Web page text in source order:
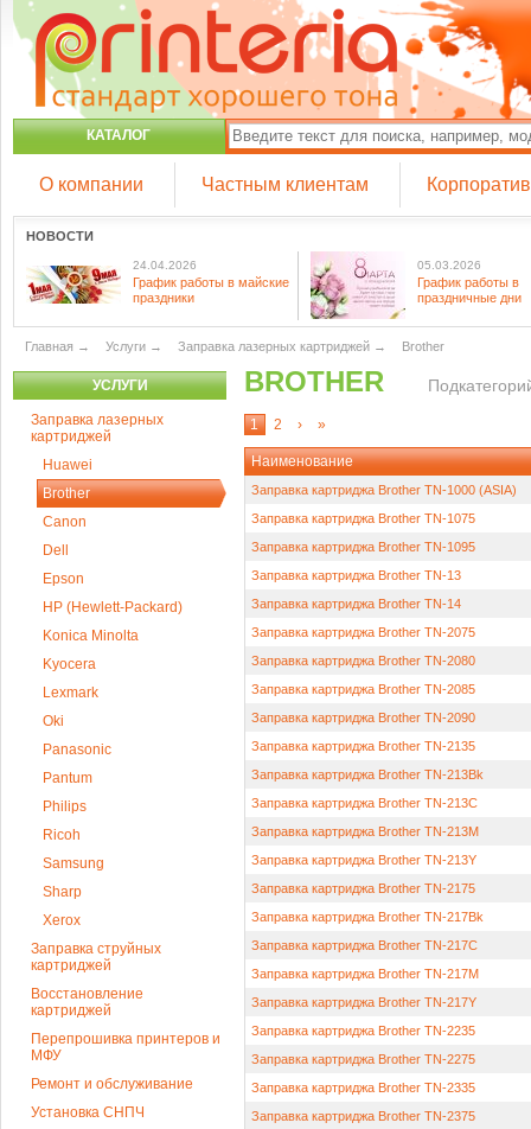
КАТАЛОГ
О компании Частным клиентам
НОВОСТИ
24.04.2026
График работы в майские
праздники
05.03.2026
График работы в
праздничные дни
Главная → Услуги → Заправка лазерных картриджей → Brother
УСЛУГИ
Заправка лазерных
картриджей
Huawei
Brother
Canon
Dell
Epson
HP (Hewlett-Packard)
Konica Minolta
Kyocera
Lexmark
Oki
Panasonic
Pantum
Philips
Ricoh
Samsung
Sharp
Xerox
Заправка струйных
картриджей
Восстановление
картриджей
Перепрошивка принтеров и
МФУ
Ремонт и обслуживание
Установка СНПЧ
BROTHER
1 2 › »
Наименование
Заправка картриджа Brother TN-1000 (ASIA)
Заправка картриджа Brother TN-1075
Заправка картриджа Brother TN-1095
Заправка картриджа Brother TN-13
Заправка картриджа Brother TN-14
Заправка картриджа Brother TN-2075
Заправка картриджа Brother TN-2080
Заправка картриджа Brother TN-2085
Заправка картриджа Brother TN-2090
Заправка картриджа Brother TN-2135
Заправка картриджа Brother TN-213Bk
Заправка картриджа Brother TN-213C
Заправка картриджа Brother TN-213M
Заправка картриджа Brother TN-213Y
Заправка картриджа Brother TN-2175
Заправка картриджа Brother TN-217Bk
Заправка картриджа Brother TN-217C
Заправка картриджа Brother TN-217M
Заправка картриджа Brother TN-217Y
Заправка картриджа Brother TN-2235
Заправка картриджа Brother TN-2275
Заправка картриджа Brother TN-2335
Заправка картриджа Brother TN-2375